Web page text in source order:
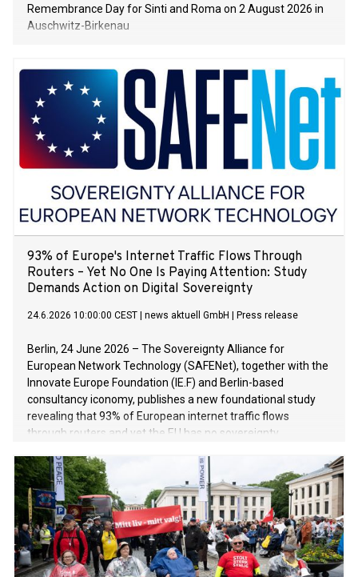
Remembrance Day for Sinti and Roma on 2 August 2026 in
Auschwitz-Birkenau
93% of Europe's Internet Traffic Flows Through
Routers – Yet No One Is Paying Attention: Study
Demands Action on Digital Sovereignty
24.6.2026 10:00:00 CEST news aktuell GmbH Press release
Berlin, 24 June 2026 – The Sovereignty Alliance for
European Network Technology (SAFENet), together with the
Innovate Europe Foundation (IE.F) and Berlin-based
consultancy iconomy, publishes a new foundational study
revealing that 93% of European internet traffic flows
through routers and yet the EU has no sovereignty
Meanwhile, Chinese manufacturers already control 37% of
the market.